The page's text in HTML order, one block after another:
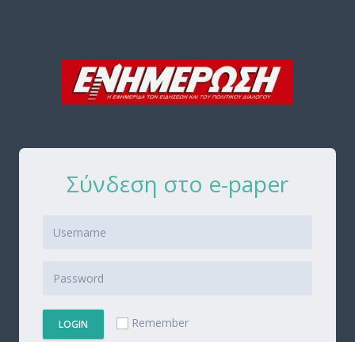
Σύνδεση στο e-paper
LOGIN Remember